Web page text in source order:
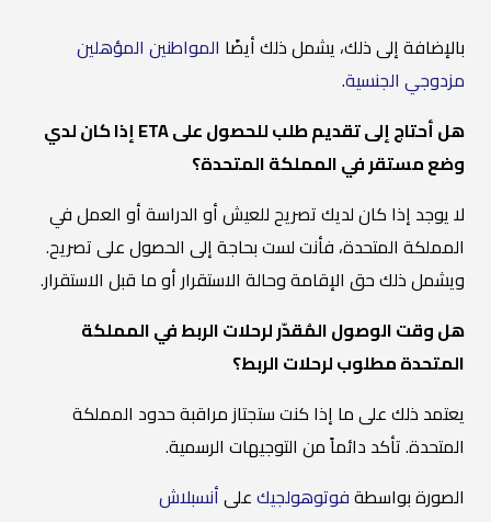
بالإضافة إلى ذلك، يشمل ذلك أيضًا المواطنين المؤهلين
مزدوجي الجنسية.
هل أحتاج إلى تقديم طلب للحصول على ETA إذا كان لدي
وضع مستقر في المملكة المتحدة؟
لا يوجد إذا كان لديك تصريح للعيش أو الدراسة أو العمل في
المملكة المتحدة، فأنت لست بحاجة إلى الحصول على تصريح.
ويشمل ذلك حق الإقامة وحالة الاستقرار أو ما قبل الاستقرار.
هل وقت الوصول المُقدّر لرحلات الربط في المملكة
المتحدة مطلوب لرحلات الربط؟
يعتمد ذلك على ما إذا كنت ستجتاز مراقبة حدود المملكة
المتحدة. تأكد دائماً من التوجيهات الرسمية.
الصورة بواسطةفوتوهولجيكعلىأنسبلاش